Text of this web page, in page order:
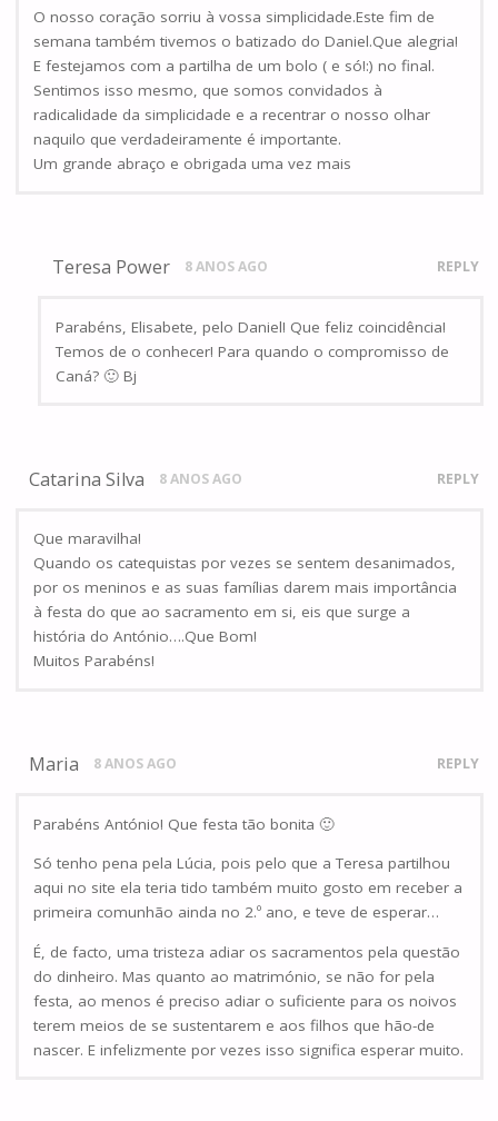
O nosso coração sorriu à vossa simplicidade.Este fim de
semana também tivemos o batizado do Daniel.Que alegria!
E festejamos com a partilha de um bolo ( e só!:) no final.
Sentimos isso mesmo, que somos convidados à
radicalidade da simplicidade e a recentrar o nosso olhar
naquilo que verdadeiramente é importante.
Um grande abraço e obrigada uma vez mais
Teresa Power 8 ANOS AGO REPLY
Parabéns, Elisabete, pelo Daniel! Que feliz coincidência!
Temos de o conhecer! Para quando o compromisso de
Caná? 🙂 Bj
Catarina Silva 8 ANOS AGO REPLY
Que maravilha!
Quando os catequistas por vezes se sentem desanimados,
por os meninos e as suas famílias darem mais importância
à festa do que ao sacramento em si, eis que surge a
história do António….Que Bom!
Muitos Parabéns!
Maria 8 ANOS AGO REPLY
Parabéns António! Que festa tão bonita 🙂
Só tenho pena pela Lúcia, pois pelo que a Teresa partilhou
aqui no site ela teria tido também muito gosto em receber a
primeira comunhão ainda no 2.º ano, e teve de esperar…
É, de facto, uma tristeza adiar os sacramentos pela questão
do dinheiro. Mas quanto ao matrimónio, se não for pela
festa, ao menos é preciso adiar o suficiente para os noivos
terem meios de se sustentarem e aos filhos que hão-de
nascer. E infelizmente por vezes isso significa esperar muito.